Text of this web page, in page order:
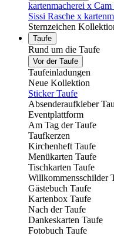
kartenmacherei x
Sissi Rasche x
Sternzeichen
Taufe
Rund um die Taufe
Vor der Taufe
Taufeinladungen
Neue Kollektion
Sticker Taufe
Absenderaufkleber
Eventplattform
Am Tag der Taufe
Taufkerzen
Kirchenheft Taufe
Menükarten Taufe
Tischkarten Taufe
Willkommensschilder
Gästebuch Taufe
Kartenbox Taufe
Nach der Taufe
Dankeskarten Taufe
Fotobuch Taufe